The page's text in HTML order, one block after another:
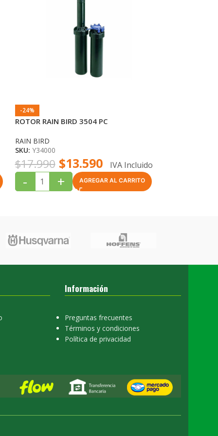
-24%
ROTOR RAIN BIRD 3504 PC
RAIN BIRD
SKU: Y34000
$17.990 $13.590 IVA Incluido
- + AGREGAR AL CARRITO
Información
Preguntas frecuentes
Términos y condiciones
Política de privacidad